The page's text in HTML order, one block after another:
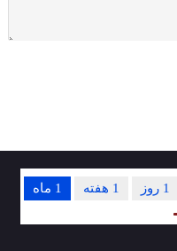
1 ماه 1 هفته 1 روز